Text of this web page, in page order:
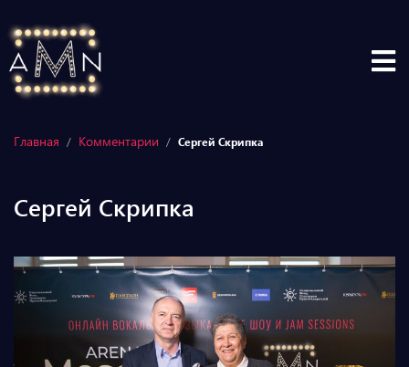
Главная / Комментарии / Сергей Скрипка
Сергей Скрипка